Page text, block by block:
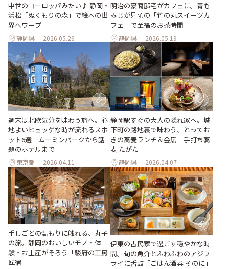
中世のヨーロッパみたい♪ 静岡・
浜松「ぬくもりの森」で絵本の世
界へワープ
静岡県 2026.05.26
明治の豪商邸宅がカフェに。青も
みじが見頃の「竹の丸スイーツカ
フェ」で至福のお茶時間
静岡県 2026.05.19
週末は北欧気分を味わう旅へ。心
地よいヒュッゲな時が流れるスポ
ット6選｜ムーミンパークから話
題のホテルまで
東京都 2026.04.11
静岡駅すぐの大人の隠れ家へ。城
下町の路地裏で味わう、とってお
きの蕎麦ランチ＆会席「手打ち蕎
麦 たがた」
静岡県 2026.04.07
手しごとの温もりに触れる、丸子
の旅。静岡のおいしいモノ・体
験・お土産がそろう「駿府の工房
匠宿」
伊東の古民家で過ごす穏やかな時
間。旬の魚介とふわふわのアジフ
ライに舌鼓「ごはん酒菜 そのに」